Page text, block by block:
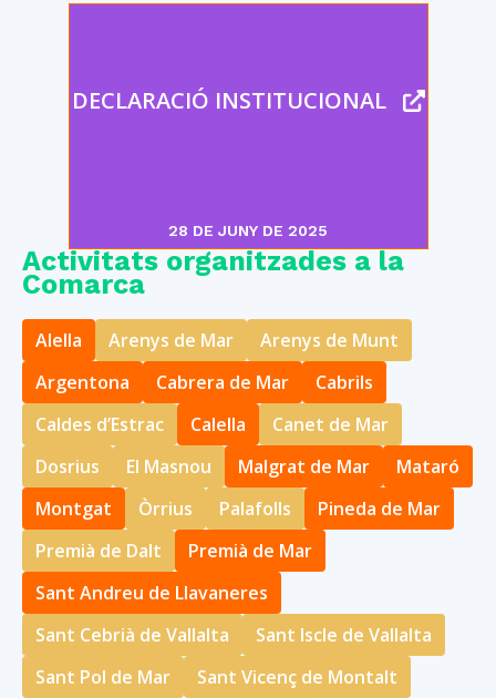
DECLARACIÓ INSTITUCIONAL
28 DE JUNY DE 2025
Activitats organitzades a la
Comarca
Alella Arenys de Mar
Arenys de Munt
Argentona
Cabrera de Mar
Cabrils
Caldes d’Estrac
Calella
Canet de Mar
Dosrius
El Masnou Malgrat de Mar
Mataró
Montgat
Òrrius Palafolls
Pineda de Mar
Premià de Dalt
Premià de Mar
Sant Andreu de Llavaneres
Sant Cebrià de Vallalta
Sant Iscle de Vallalta
Sant Pol de Mar
Sant Vicenç de Montalt